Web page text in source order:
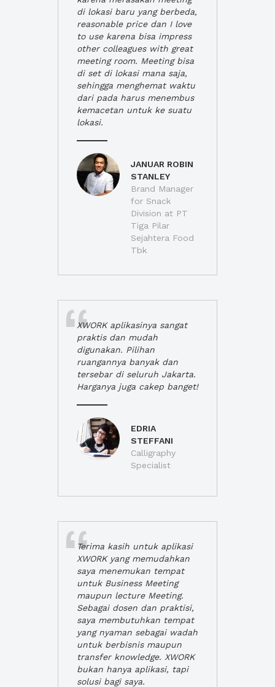
di lokasi baru yang berbeda,
reasonable price dan I love
to use karena bisa impress
other colleagues with great
meeting room. Meeting bisa
di set di lokasi mana saja,
sehingga menghemat waktu
dari pada harus menembus
kemacetan untuk ke suatu
lokasi.
JANUAR ROBIN
STANLEY
Brand Manager
for Snack
Division at PT
Tiga Pilar
Sejahtera Food
Tbk
XWORK aplikasinya sangat
praktis dan mudah
digunakan. Pilihan
ruangannya banyak dan
tersebar di seluruh Jakarta.
Harganya juga cakep banget!
EDRIA
STEFFANI
Calligraphy
Specialist
Terima kasih untuk aplikasi
XWORK yang memudahkan
saya menemukan tempat
untuk Business Meeting
maupun lecture Meeting.
Sebagai dosen dan praktisi,
saya membutuhkan tempat
yang nyaman sebagai wadah
untuk berbisnis maupun
transfer knowledge. XWORK
bukan hanya aplikasi, tapi
solusi bagi saya.